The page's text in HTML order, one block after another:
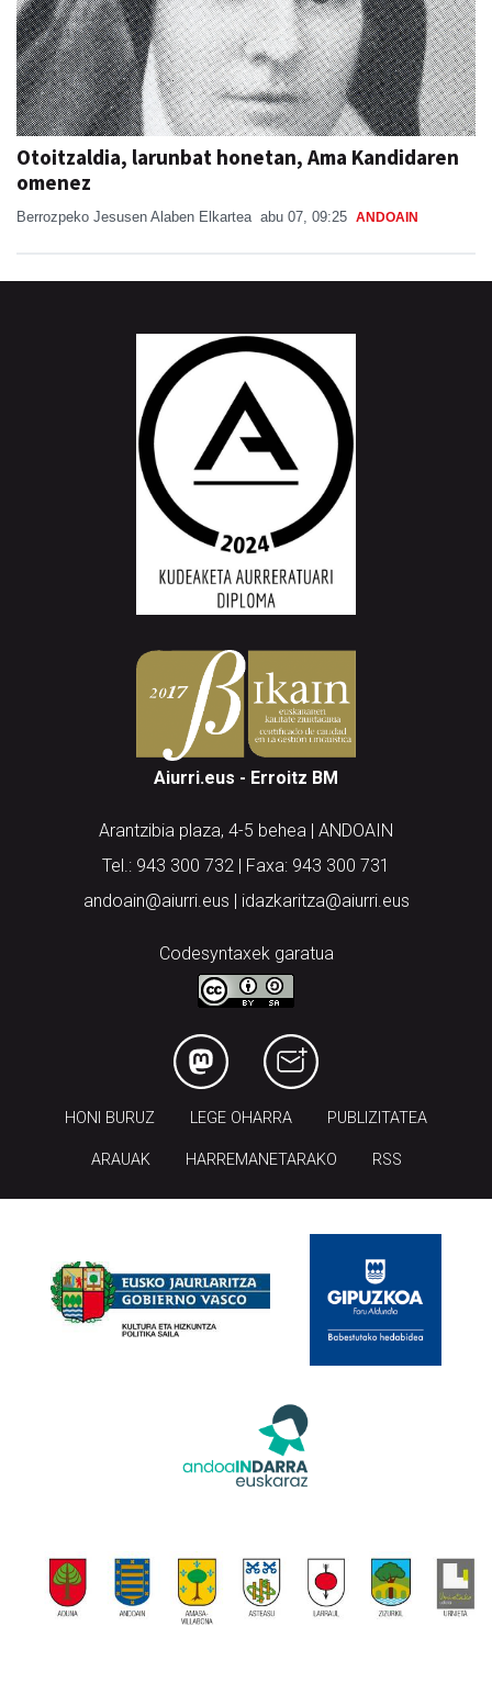
Otoitzaldia, larunbat honetan, Ama Kandidaren
omenez
Berrozpeko Jesusen Alaben Elkartea abu 07, 09:25 ANDOAIN
Aiurri.eus - Erroitz BM
Arantzibia plaza, 4-5 behea | ANDOAIN
Tel.: 943 300 732 | Faxa: 943 300 731
andoain@aiurri.eus | idazkaritza@aiurri.eus
Codesyntaxek garatua
HONI BURUZ LEGE OHARRA PUBLIZITATEA
ARAUAK HARREMANETARAKO RSS